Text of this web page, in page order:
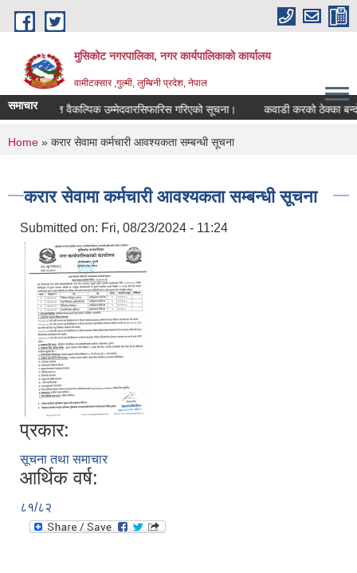
Skip to main content
मुसिकोट नगरपालिका, नगर कार्यपालिकाकाे कार्यालय
वामीटक्सार ,गुल्मी, लुम्बिनी प्रदेश, नेपाल
समाचार वैकल्पिक उम्मेदवारसिफारिस गरिएको सूचना। कवाडी करको ठेक्का
You are here
Home » करार सेवामा कर्मचारी आवश्यकता सम्बन्धी सूचना
करार सेवामा कर्मचारी आवश्यकता सम्बन्धी सूचना
Submitted on: Fri, 08/23/2024 - 11:24
प्रकार:
सूचना तथा समाचार
आर्थिक वर्ष:
८१/८२